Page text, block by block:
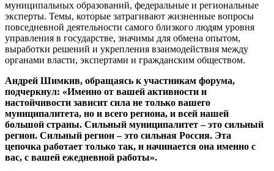
муниципальных образований, федеральные и региональные
эксперты. Темы, которые затрагивают жизненные вопросы
повседневной деятельности самого близкого людям уровня
управления в государстве, значимы для обмена опытом,
выработки решений и укрепления взаимодействия между
органами власти, экспертами и гражданским обществом.
Андрей Шимкив, обращаясь к участникам форума,
подчеркнул: «Именно от вашей активности и
настойчивости зависит сила не только вашего
муниципалитета, но и всего региона, и всей нашей
большой страны. Сильный муниципалитет – это сильный
регион. Сильный регион – это сильная Россия. Эта
цепочка работает только так, и начинается она именно с
вас, с вашей ежедневной работы».